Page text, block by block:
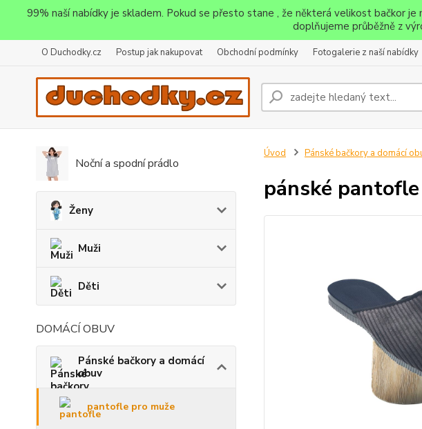
99% naší nabídky je skladem. Pokud se přesto stane , že některá velikost
doplňujeme průběžně z
O Duchodky.cz Postup jak nakupovat Obchodní podmínky Fotogalerie z naší nabídky
Noční a spodní prádlo
Ženy
Muži
Děti
DOMÁCÍ OBUV
Pánské bačkory a domácí
obuv
pantofle pro muže
Úvod Pánské bačkory a domácí
pánské